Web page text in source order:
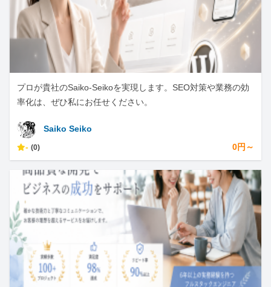
プロが貴社のSaiko-Seikoを実現します。SEO対策や業務の効
率化は、ぜひ私にお任せください。
Saiko Seiko
- (0) 0円～